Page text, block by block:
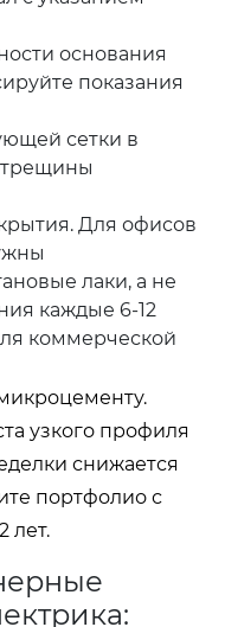
основания
показания
сетки в
Для офисов
лаки, а не
каждые 6-12
коммерческой
узкого профиля
снижается
портфолио с
лет.